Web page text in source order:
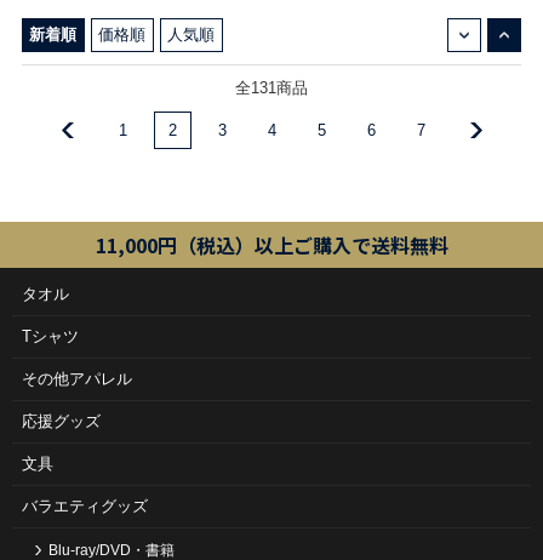
新着順 価格順 人気順
全131商品
1 2 3 4 5 6 7
11,000円（税込）以上ご購入で送料無料
タオル
Tシャツ
その他アパレル
応援グッズ
文具
バラエティグッズ
Blu-ray/DVD・書籍